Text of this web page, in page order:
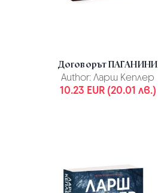
Договорът ПАГАНИНИ
Author: Ларш Кеплер
10.23 EUR (20.01 лв.)